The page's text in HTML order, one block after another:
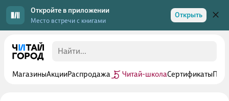
Откройте в приложении
Место встречи с книгами
Открыть
МагазиныАкцииРаспродажа Читай-школаСертификаты